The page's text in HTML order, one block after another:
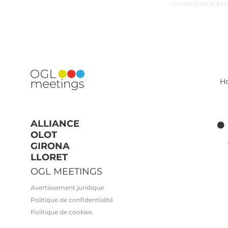
ALLIANCE
OLOT
GIRONA
LLORET
OGL MEETINGS
Avertissement juridique
Politique de confidentialité
Politique de cookies